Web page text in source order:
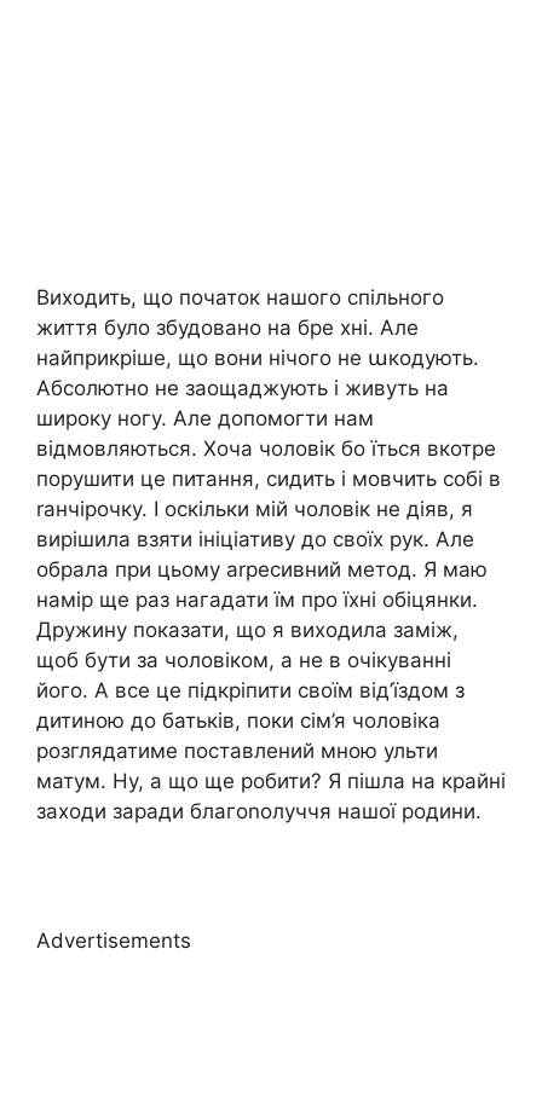
Виходить, що початок нашого спільного
життя було збудовано на бре хні. Але
найприкріше, що вони нічого не աкодують.
Абсолютно не заощаджують і живуть на
широку ногу. Але допомогти нам
відмовляються. Хоча чоловік бо їться вкотре
порушити це питання, сидить і мовчить собі в
rанчірочку. І оскільки мій чоловік не діяв, я
вирішила взяти ініціативу до своїх рук. Але
обрала при цьому аrресивний метод. Я маю
намір ще раз нагадати їм про їхні обіцянки.
Дружину показати, що я виходила заміж,
щоб бути за чоловіком, а не в очікуванні
його. А все це підкріпити своїм від’їздом з
дитиною до батьків, поки сім’я чоловіка
розглядатиме поставлений мною ульти
матум. Ну, а що ще робити? Я пішла на крайні
заходи заради благоnолуччя нашої родини.
Advertisements